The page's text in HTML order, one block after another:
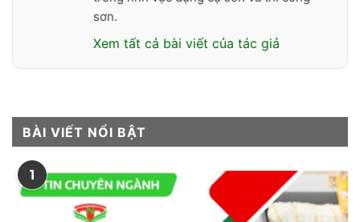
sơn.
Xem tất cả bài viết của tác giả
BÀI VIẾT NỔI BẬT
1